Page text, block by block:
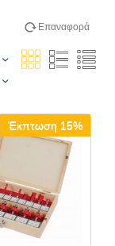
Επαναφορά
Έκπτωση 15%